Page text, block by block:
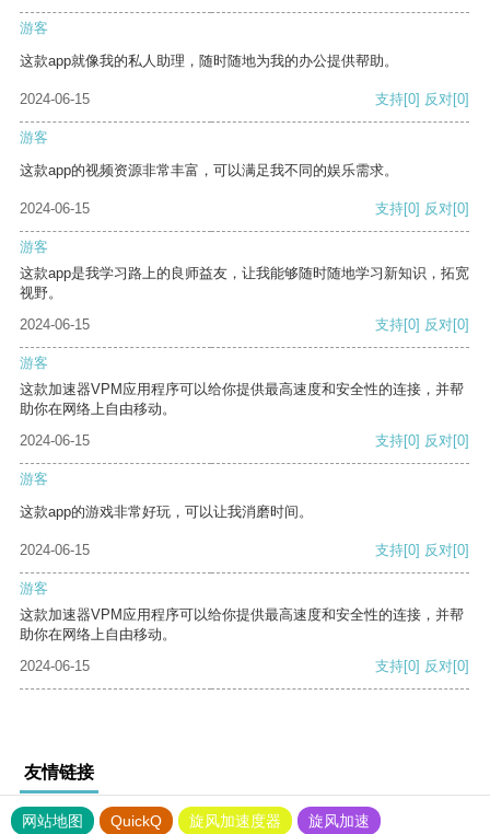
游客
这款app就像我的私人助理，随时随地为我的办公提供帮助。
2024-06-15 支持[0] 反对[0]
游客
这款app的视频资源非常丰富，可以满足我不同的娱乐需求。
2024-06-15 支持[0] 反对[0]
游客
这款app是我学习路上的良师益友，让我能够随时随地学习新知识，拓宽
视野。
2024-06-15
支持[0] 反对[0]
游客
这款加速器VPM应用程序可以给你提供最高速度和安全性的连接，并帮
助你在网络上自由移动。
2024-06-15
支持[0] 反对[0]
游客
这款app的游戏非常好玩，可以让我消磨时间。
2024-06-15 支持[0] 反对[0]
游客
这款加速器VPM应用程序可以给你提供最高速度和安全性的连接，并帮
助你在网络上自由移动。
2024-06-15
支持[0] 反对[0]
友情链接
网站地图 QuickQ 旋风加速度器
旋风加速